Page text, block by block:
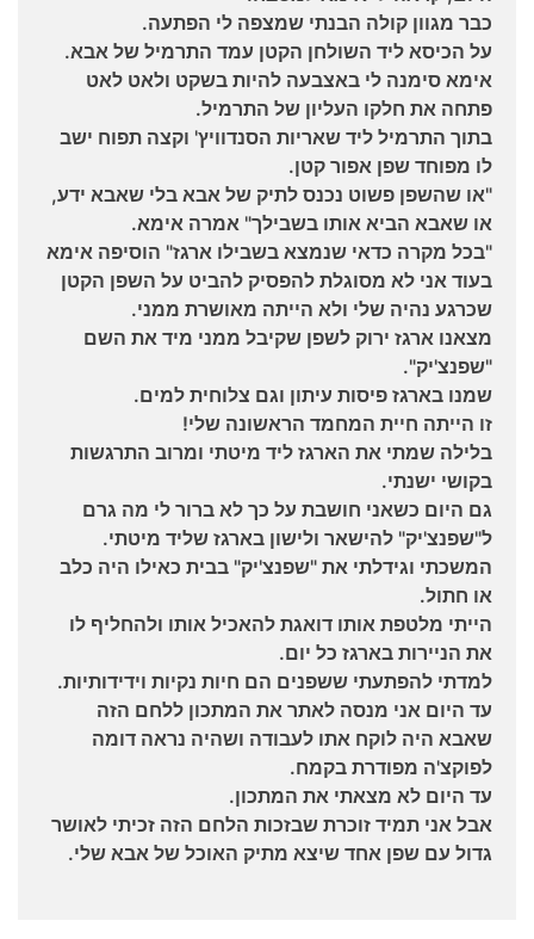
כבר מגוון קולה הבנתי שמצפה לי הפתעה.
על הכיסא ליד השולחן הקטן עמד התרמיל של אבא.
אימא סימנה לי באצבעה להיות בשקט ולאט לאט
פתחה את חלקו העליון של התרמיל.
בתוך התרמיל ליד שאריות הסנדוויץ' וקצה תפוח ישב
לו מפוחד שפן אפור קטן.
"או שהשפן פשוט נכנס לתיק של אבא בלי שאבא ידע,
או שאבא הביא אותו בשבילך" אמרה אימא.
"בכל מקרה כדאי שנמצא בשבילו ארגז" הוסיפה אימא
בעוד אני לא מסוגלת להפסיק להביט על השפן הקטן
שכרגע נהיה שלי ולא הייתה מאושרת ממני.
מצאנו ארגז ירוק לשפן שקיבל ממני מיד את השם
"שפנצ'יק".
שמנו בארגז פיסות עיתון וגם צלוחית למים.
זו הייתה חיית המחמד הראשונה שלי!
בלילה שמתי את הארגז ליד מיטתי ומרוב התרגשות
בקושי ישנתי.
גם היום כשאני חושבת על כך לא ברור לי מה גרם
ל"שפנצ'יק" להישאר ולישון בארגז שליד מיטתי.
המשכתי וגידלתי את "שפנצ'יק" בבית כאילו היה כלב
או חתול.
הייתי מלטפת אותו דואגת להאכיל אותו ולהחליף לו
את הניירות בארגז כל יום.
למדתי להפתעתי ששפנים הם חיות נקיות וידידותיות.
עד היום אני מנסה לאתר את המתכון ללחם הזה
שאבא היה לוקח אתו לעבודה ושהיה נראה דומה
לפוקצ'ה מפודרת בקמח.
עד היום לא מצאתי את המתכון.
אבל אני תמיד זוכרת שבזכות הלחם הזה זכיתי לאושר
גדול עם שפן אחד שיצא מתיק האוכל של אבא שלי.